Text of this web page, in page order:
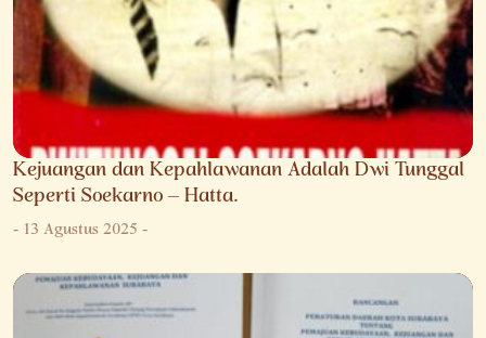
Kejuangan dan Kepahlawanan Adalah Dwi Tunggal
Seperti Soekarno – Hatta.
-13 Agustus 2025-